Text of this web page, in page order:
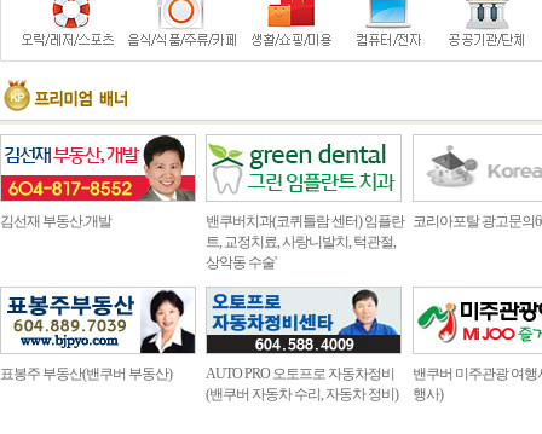
김선재 부동산.개발
밴쿠버치과(코퀴틀람 센터) 임플란
트, 교정치료, 사랑니발치, 턱관절,
상악동 수술'
코리아포탈 광고문의
표봉주 부동산(밴쿠버 부동산)
AUTO PRO 오토프로 자동차정비
(밴쿠버 자동차 수리, 자동차 정비)
밴쿠버 미주관광 여행
행사)